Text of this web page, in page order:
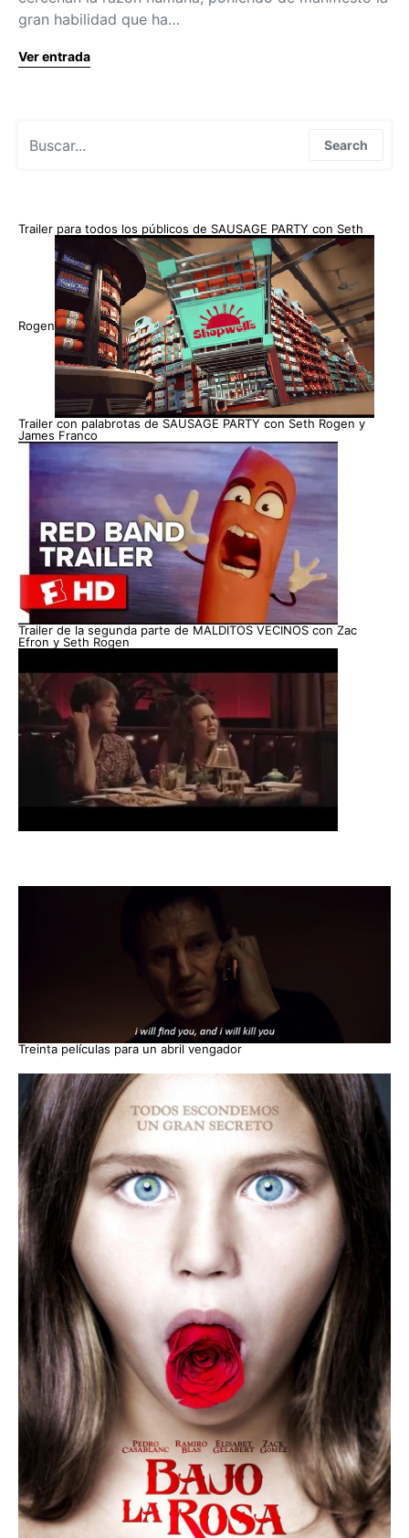
gran habilidad que ha…
Ver entrada
Search
Trailer para todos los públicos de SAUSAGE PARTY con Seth
Rogen
Trailer con palabrotas de SAUSAGE PARTY con Seth Rogen y
James Franco
Trailer de la segunda parte de MALDITOS VECINOS con Zac
Efron y Seth Rogen
Treinta películas para un abril vengador